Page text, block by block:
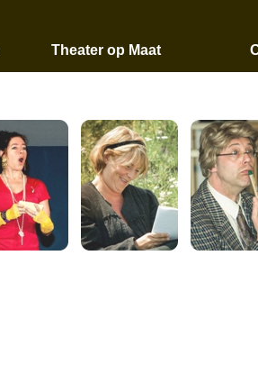
Theater op Maat